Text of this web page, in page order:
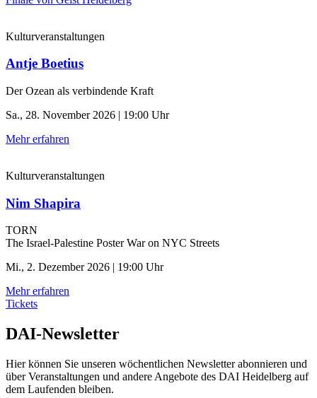
Kulturveranstaltungen
Antje Boetius
Der Ozean als verbindende Kraft
Sa., 28. November 2026 | 19:00 Uhr
Mehr erfahren
Kulturveranstaltungen
Nim Shapira
TORN
The Israel-Palestine Poster War on NYC Streets
Mi., 2. Dezember 2026 | 19:00 Uhr
Mehr erfahren
Tickets
DAI-Newsletter
Hier können Sie unseren wöchentlichen Newsletter abonnieren und
über Veranstaltungen und andere Angebote des DAI Heidelberg auf
dem Laufenden bleiben.